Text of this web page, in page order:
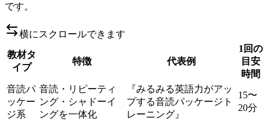
です。
横にスクロールできます
教材タ
イプ
特徴 代表例
1回の
目安
時間
音読パ
ッケー
ジ系
音読・リピーティ
ング・シャドーイ
ングを一体化
『みるみる英語力がアッ
プする音読パッケージト
レーニング』
15〜
20分